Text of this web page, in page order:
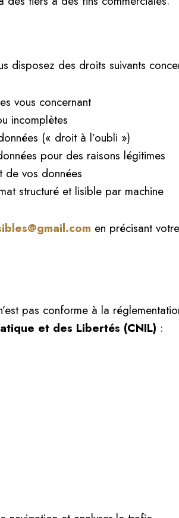
des droits suivants
vous concernant
incomplètes
(« droit à l’oubli »)
pour des raisons légitimes
de vos données
structuré et lisible par machine
en précisant
pas conforme à la
et des Libertés (CNIL) :